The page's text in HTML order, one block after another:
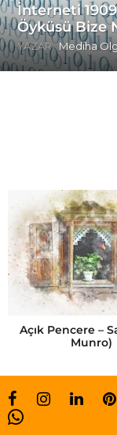
İnterneti
Öyküsü Bize
YAZAR: Mediha
s
a
p
p
Açık Pencere –
Munro)